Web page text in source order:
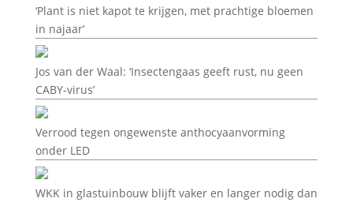
‘Plant is niet kapot te krijgen, met prachtige bloemen
in najaar’
Jos van der Waal: ‘Insectengaas geeft rust, nu geen
CABY-virus’
Verrood tegen ongewenste anthocyaanvorming
onder LED
WKK in glastuinbouw blijft vaker en langer nodig dan